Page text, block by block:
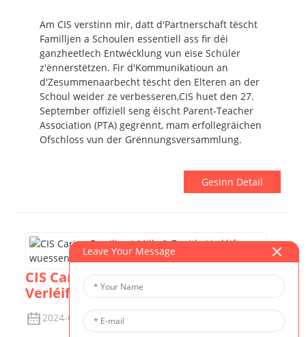
Am CIS verstinn mir, datt d'Partnerschaft tëscht
Familljen a Schoulen essentiell ass fir déi
ganzheetlech Entwécklung vun eise Schüler
z'ënnerstëtzen. Fir d'Kommunikatioun an
d'Zesummenaarbecht tëscht den Elteren an der
Schoul weider ze verbesseren,CIS huet den 27.
September offiziell seng éischt Parent-Teacher
Association (PTA) gegrënnt, mam erfollegräichen
Ofschloss vun der Grënnungsversammlung.
Gesinn Detail
CIS Caring Families｜Milly & Zenith:
Verléift wuessen
2024-09-12
Leave Your Message